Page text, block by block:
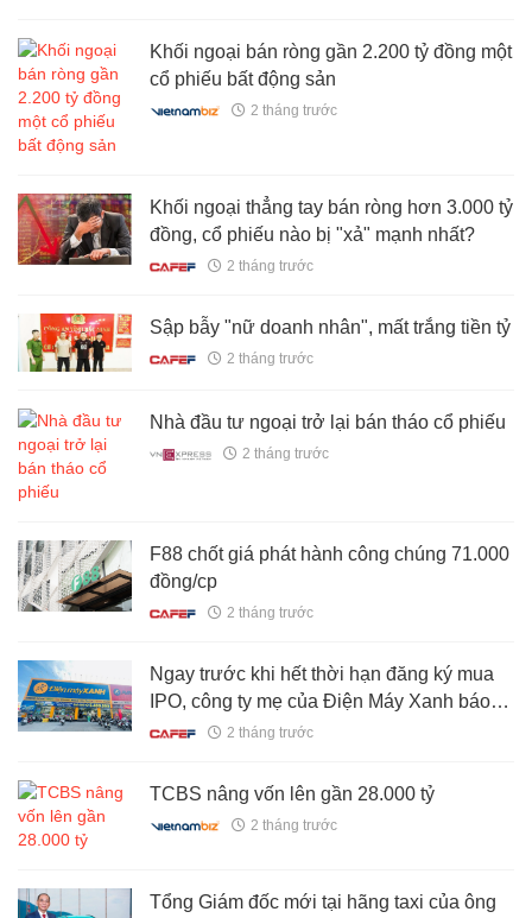
Khối ngoại bán ròng gần 2.200 tỷ đồng một
cổ phiếu bất động sản
2 tháng trước
Khối ngoại thẳng tay bán ròng hơn 3.000 tỷ
đồng, cổ phiếu nào bị "xả" mạnh nhất?
2 tháng trước
Sập bẫy "nữ doanh nhân", mất trắng tiền tỷ
2 tháng trước
Nhà đầu tư ngoại trở lại bán tháo cổ phiếu
2 tháng trước
F88 chốt giá phát hành công chúng 71.000
đồng/cp
2 tháng trước
Ngay trước khi hết thời hạn đăng ký mua
IPO, công ty mẹ của Điện Máy Xanh báo
doanh thu cao kỷ lục
2 tháng trước
TCBS nâng vốn lên gần 28.000 tỷ
2 tháng trước
Tổng Giám đốc mới tại hãng taxi của ông